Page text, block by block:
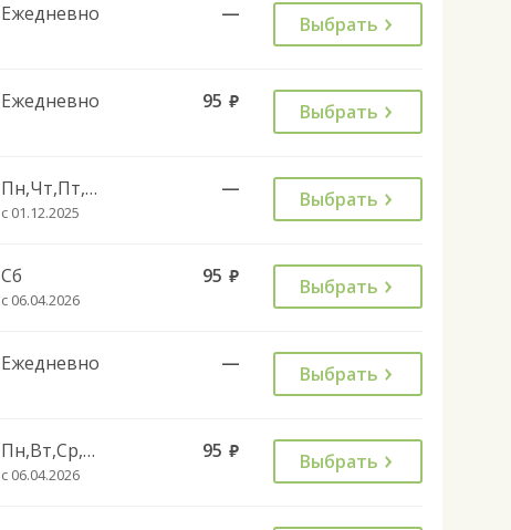
Ежедневно — Выбрать
Ежедневно 95 руб. Выбрать
Пн,Чт,Пт,Сб,Вс
с 01.12.2025
— Выбрать
Сб
с 06.04.2026
95 руб. Выбрать
Ежедневно — Выбрать
Пн,Вт,Ср,Чт,Пт,Вс
с 06.04.2026
95 руб. Выбрать